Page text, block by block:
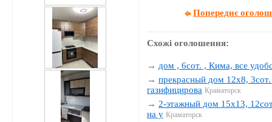
Попереднє
Схожі оголошення:
→ дом , 6сот. , Кима, все
→прекрасный дом 12х8,
газифицирова Краматорск
→ 2-этажный дом 15х13,
на у Краматорск